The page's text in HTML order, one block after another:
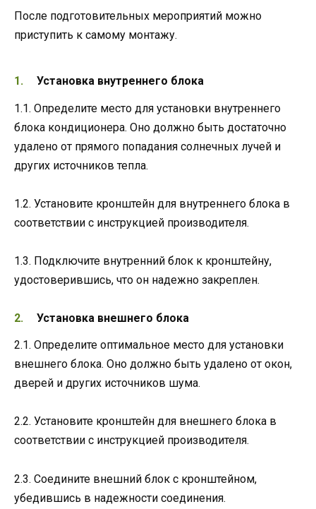
После подготовительных мероприятий можно
приступить к самому монтажу.
Установка внутреннего блока
1.1. Определите место для установки внутреннего
блока кондиционера. Оно должно быть достаточно
удалено от прямого попадания солнечных лучей и
других источников тепла.
1.2. Установите кронштейн для внутреннего блока в
соответствии с инструкцией производителя.
1.3. Подключите внутренний блок к кронштейну,
удостоверившись, что он надежно закреплен.
Установка внешнего блока
2.1. Определите оптимальное место для установки
внешнего блока. Оно должно быть удалено от окон,
дверей и других источников шума.
2.2. Установите кронштейн для внешнего блока в
соответствии с инструкцией производителя.
2.3. Соедините внешний блок с кронштейном,
убедившись в надежности соединения.